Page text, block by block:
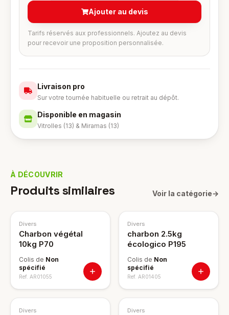
Ajouter au devis
Tarifs réservés aux professionnels. Ajoutez au devis
pour recevoir une proposition personnalisée.
Livraison pro
Sur votre tournée habituelle ou retrait au dépôt.
Disponible en magasin
Vitrolles (13) & Miramas (13)
À DÉCOUVRIR
Produits similaires Voir la catégorie→
Divers
Charbon végétal
10kg P70
Colis de Non
spécifié
Ref. AR01055
Divers
charbon 2.5kg
écologico P195
Colis de Non
spécifié
Ref. AR01405
Divers Divers